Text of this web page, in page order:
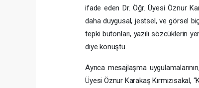
ifade eden Dr. Öğr. Üyesi Öznur
daha duygusal, jestsel, ve görsel
tepki butonları, yazılı sözcüklerin
diye konuştu.
Ayrıca mesajlaşma
Üyesi Öznur Karakaş Kırmızısakal,